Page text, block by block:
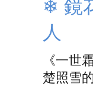
❄ 鏡
人
《一世
楚照雪